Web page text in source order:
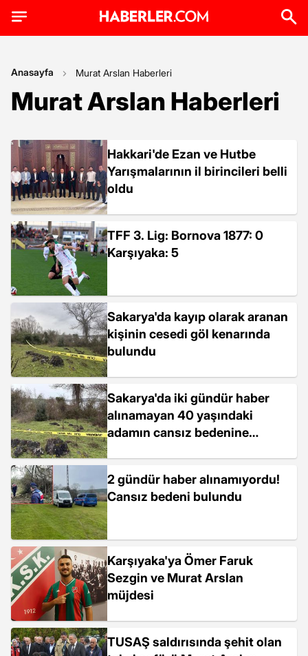
Anasayfa Murat Arslan Haberleri
Murat Arslan Haberleri
Hakkari'de Ezan ve Hutbe
Yarışmalarının il birincileri belli
oldu
TFF 3. Lig: Bornova 1877: 0
Karşıyaka: 5
Sakarya'da kayıp olarak aranan
kişinin cesedi göl kenarında
bulundu
Sakarya'da iki gündür haber
alınamayan 40 yaşındaki
adamın cansız bedenine
2 gündür haber alınamıyordu!
Cansız bedeni bulundu
Karşıyaka'ya Ömer Faruk
Sezgin ve Murat Arslan
müjdesi
TUSAŞ saldırısında şehit olan